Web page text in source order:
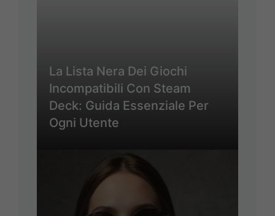
La Lista Nera Dei Giochi
Incompatibili Con Steam
Deck: Guida Essenziale Per
Ogni Utente